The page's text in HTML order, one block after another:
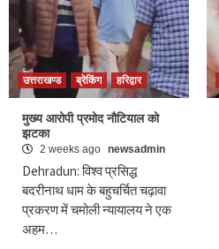
उत्तराखण्ड ब्रेकिंग हरिद्वार
मुख्य आरोपी प्रमोद नौटियाल को
झटका
2 weeks ago newsadmin
Dehradun: विश्व प्रसिद्ध
बदरीनाथ धाम के बहुचर्चित चढ़ावा
प्रकरण में चमोली न्यायालय ने एक
अहम…